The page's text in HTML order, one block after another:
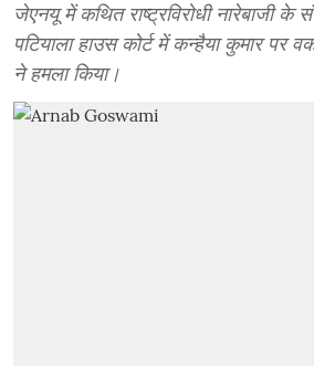
जेएनयू में कथित राष्ट्रविरोधी नारेबाजी के
पटियाला हाउस कोर्ट में कन्हैया कुमार पर
ने हमला किया।